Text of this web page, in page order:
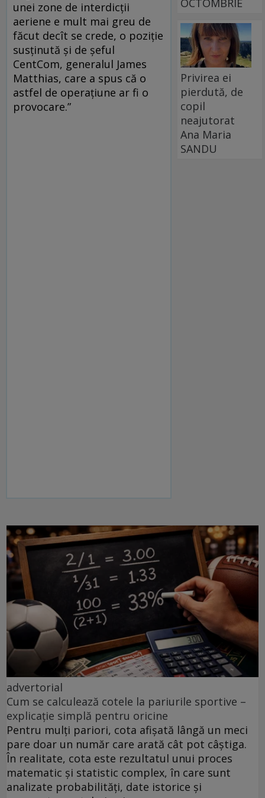
unei zone de interdicţii
aeriene e mult mai greu de
făcut decît se crede, o poziţie
susţinută şi de şeful
CentCom, generalul James
Matthias, care a spus că o
astfel de operaţiune ar fi o
provocare.”
OCTOMBRIE
Privirea ei
pierdută, de
copil
neajutorat
Ana Maria
SANDU
advertorial
Cum se calculează cotele la pariurile sportive –
explicație simplă pentru oricine
Pentru mulți pariori, cota afișată lângă un meci
pare doar un număr care arată cât pot câștiga.
În realitate, cota este rezultatul unui proces
matematic și statistic complex, în care sunt
analizate probabilități, date istorice și